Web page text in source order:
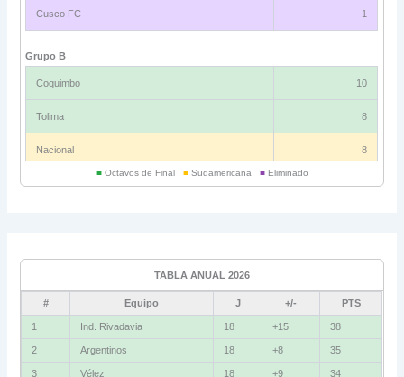
Cusco FC 1
Grupo B
Coquimbo 10
Tolima 8
Nacional 8
Bolívar 5
La Guaira
■Octavos de Final ■Sudamericana ■Eliminado
TABLA ANUAL 2026
# Equipo J +/- PTS
1 Ind. Rivadavia 18 +15 38
2 Argentinos 18 +8 35
3 Vélez 18 +9 34